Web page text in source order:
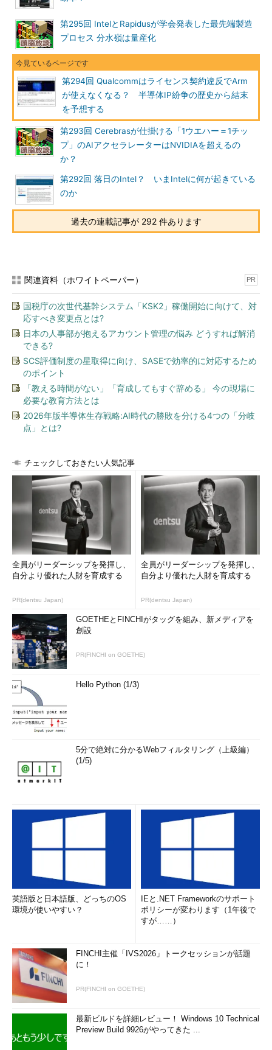
ましてや、1社供給の部品屋が倒産でもしたら目も当てられな
い。半導体メーカーにしたら、セカンドソースがあれば利益率の
高い商売は望めないが、なければないで買ってもらえない。かく
して、当時、多くの半導体会社が相互に互換品を製造販売するよ
うな世界が出来上がっていたのだ。
互換品といっても許諾ありのケースから、勝手に開発したケー
スまであった。マスクパターンをコピーしても法律に抵触すると
いう根拠がなかった頃の話だ。実際、1970年代ごろまでの日本企
業は、盛んに米国半導体のマスクをまねていたらしい。詳細は知
らないが……。
ただ当時も特許権は厳然として存在した。ある特許を持つ半導
体会社が、それを使っているはずの半導体会社を訴えて出荷差し
止めを求めることは可能だった。
実際、そのような事例もある。しかし大手半導体会社はお互い
慣である。相手に使用を認める代わり、どちらが何をどれだけ使
ったか、時々持ち寄って「精算」しましょう、という関係である
のだ。通常は、大手半導体同士であれば、かなりな部分が相殺さ
れてゼロになってしまうものだったようだ。
AMDとIntelのx86を巡る紛争がIP紛争を変えた？
この辺が崩れてくる端緒が、AMDとIntelのx86を巡る紛争だろ
う。1980年代のことだ。Intel 8088（8086）はIBMに採用され、
今に至るPCの源流となった。その時、IBMは8088、8086のセカ
ンドソースをIntelに要求した。この時点での関係性はIBMは巨
人、Intelは小人だ。
そこで、IntelはAMD（Intel本社とAMD本社は地理的にすぐ近
として選び、設計情報（IP、このときは物理的なマスクデータそ
のもの）を渡してAMD製の8086の製造が始まった。
この関係はPC/AT向けの80286まで続いたが、すぐに崩れるこ
とになった。Intelは、AMDにライセンスした80286が同じマスク
データから作られているはずなのに、AMD製はIntel製より動作
クロック周波数が速く、AMD製の80286が売れていることに腹を
立てたからだ。
したため、PC業界におけるIBMの存在感は低下していたこともあ
って、IBMに気遣う必要はないとIntelは判断したようだ。
そして、AMDへのマスク供給を停止してしまったのだ。AMD
きなくなるのは死活問題である。結果、泥沼の紛争となった。
その詳しいいきさつは省くが、結局AMDはx86の販売継続に成
功した。一時は法的に打ち合う関係であったが、その後は製品の
性能で競い合う関係となり、x86を64bit化するに当たっては、
AMDが先に64bit化を果たし、IntelがAMDの規格に乗るというよ
うな関係に深化して、今に至っている。
半導体メーカーのガチな知財対決が増えてくる。それだけ半導体
日本でもNECとIntelでもめたが……
また、1980年代にはAMDとIntelの紛争に先立ち、NEC（日本
電気）もIntelのx86の知的財産権に挑んでいる。8086互換のNEC
V30など）。このとき紛争になった知的財産権は著作権だ。
この当時のIntelはあまり特許に力を入れていなかったので、有
効な特許に乏しかった。そこで8086に搭載されているマイクロ
コード（ソフトウェアの一種である）を争いの種にした。マイク
ロコードは著作権で守られるというIntelの主張は認められたが、
8086のマイクロコードの著作権は認められなかった。
第295回 IntelとRapidusが学会発表した最先端製造
プロセス 分水嶺は量産化
第294回 Qualcommはライセンス契約違反でArm
が使えなくなる？ 半導体IP紛争の歴史から結末
を予想する
第293回 Cerebrasが仕掛ける「1ウエハー＝1チッ
プ」のAIアクセラレーターはNVIDIAを超えるの
か？
第292回 落日のIntel？ いまIntelに何が起きている
のか
過去の連載記事が 292 件あります
関連資料（ホワイトペーパー） PR
国税庁の次世代基幹システム「KSK2」稼働開始に向けて、対
応すべき変更点とは?
日本の人事部が抱えるアカウント管理の悩み どうすれば解消
できる?
SCS評価制度の星取得に向け、SASEで効率的に対応するため
のポイント
「教える時間がない」「育成してもすぐ辞める」 今の現場に
必要な教育方法とは
2026年版半導体生存戦略:AI時代の勝敗を分ける4つの「分岐
点」とは?
チェックしておきたい人気記事
全員がリーダーシップを発揮し、
自分より優れた人財を育成する
PR(dentsu Japan)
全員がリーダーシップを発揮し、
自分より優れた人財を育成する
PR(dentsu Japan)
GOETHEとFINCHIがタッグを組み、新メディアを
創設
PR(FINCHI on GOETHE)
Hello Python (1/3)
5分で絶対に分かるWebフィルタリング（上級編）
(1/5)
英語版と日本語版、どっちのOS
環境が使いやすい？
IEと.NET Frameworkのサポート
ポリシーが変わります（1年後で
すが……）
FINCHI主催「IVS2026」トークセッションが話題
に！
PR(FINCHI on GOETHE)
最新ビルドを詳細レビュー！ Windows 10 Technical
Preview Build 9926がやってきた ...